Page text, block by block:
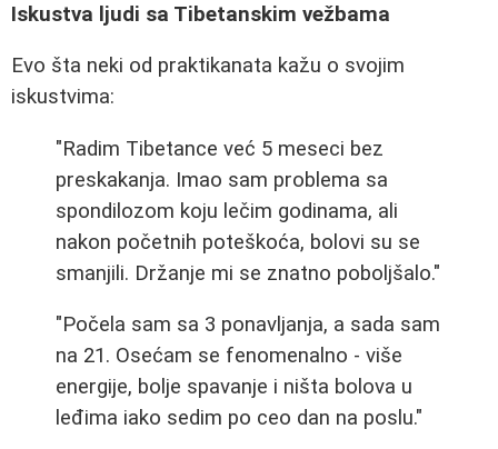
Iskustva ljudi sa Tibetanskim vežbama
Evo šta neki od praktikanata kažu o svojim
iskustvima:
"Radim Tibetance već 5 meseci bez
preskakanja. Imao sam problema sa
spondilozom koju lečim godinama, ali
nakon početnih poteškoća, bolovi su se
smanjili. Držanje mi se znatno poboljšalo."
"Počela sam sa 3 ponavljanja, a sada sam
na 21. Osećam se fenomenalno - više
energije, bolje spavanje i ništa bolova u
leđima iako sedim po ceo dan na poslu."